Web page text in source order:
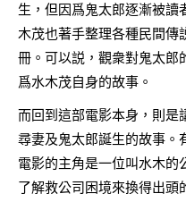
生，但因爲鬼太郎逐漸被讀
木茂也著手整理各種民間傳
冊。可以説，觀衆對鬼太郎
爲水木茂自身的故事。
而回到這部電影本身，則是
尋妻及鬼太郎誕生的故事。
電影的主角是一位叫水木的
了解救公司困境來換得出頭